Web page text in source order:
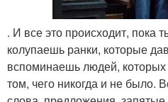
. И все это происходит, пока
колупаешь ранки, которые
вспоминаешь людей,
том, чего никогда и не было.